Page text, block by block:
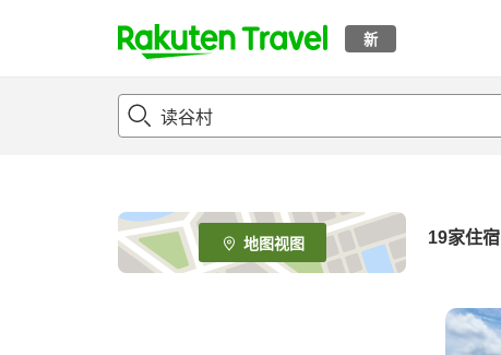
新
t
p
e
_
s
地图视图 19家住宿